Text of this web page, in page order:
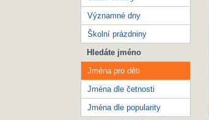
Významné dny
Školní prázdniny
Hledáte jméno
Jména pro děti
Jména dle četnosti
Jména dle popularity